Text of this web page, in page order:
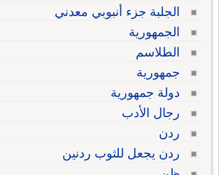
الجلبة جزء أنبوبي معدني
الجمهورية
الطلاسم
جمهورية
دولة جمهورية
رجال الأدب
ردن
ردن يجعل للثوب ردنين